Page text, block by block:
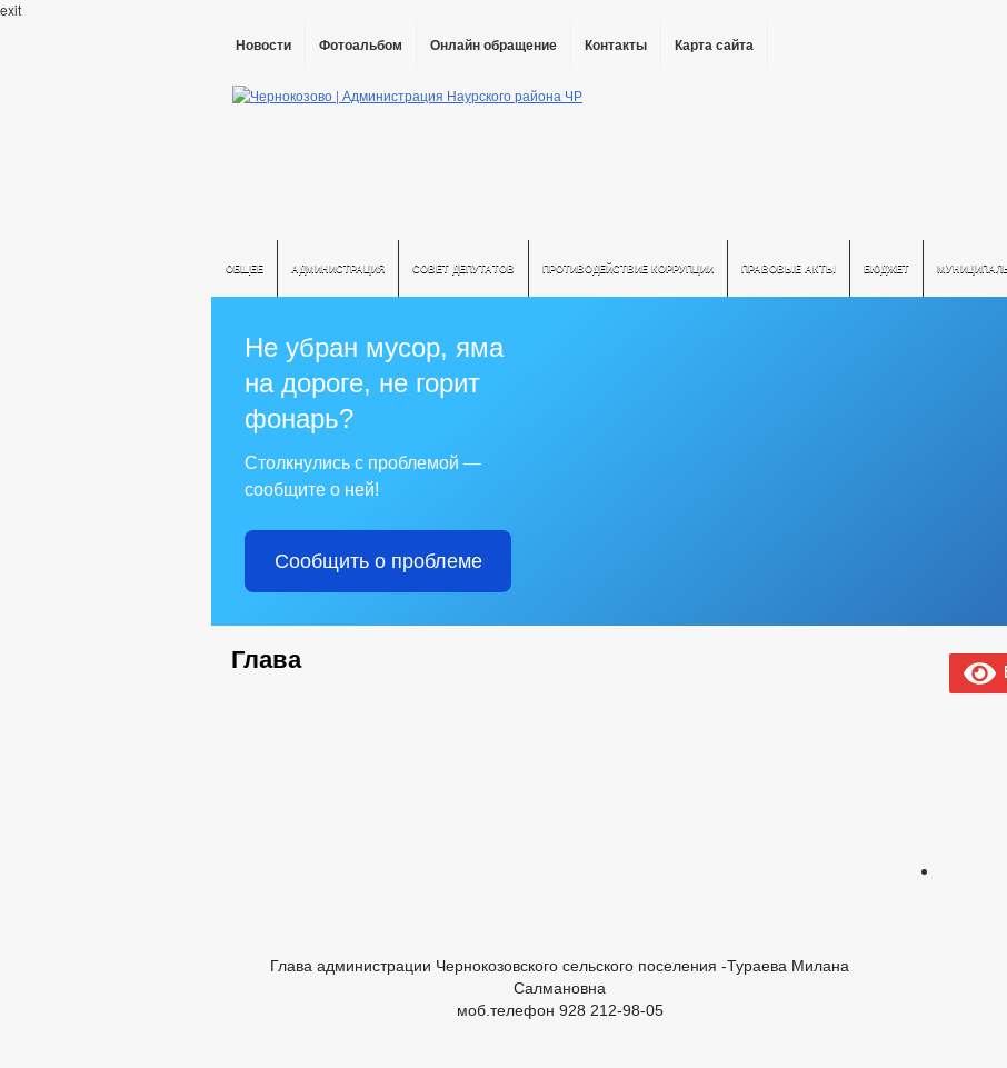
exit
Новости Фотоальбом Онлайн обращение Контакты Карта сайта
ОБЩЕЕ АДМИНИСТРАЦИЯ СОВЕТ ДЕПУТАТОВ ПРОТИВОДЕЙСТВИЕ КОРРУПЦИИ ПРАВОВЫЕ АКТЫ БЮДЖЕТ
Не убран мусор, яма
на дороге, не горит
фонарь?
Столкнулись с проблемой —
сообщите о ней!
Сообщить о проблеме
Глава
Глава администрации Чернокозовского сельского поселения -Тураева Милана
Салмановна
моб.телефон 928 212-98-05